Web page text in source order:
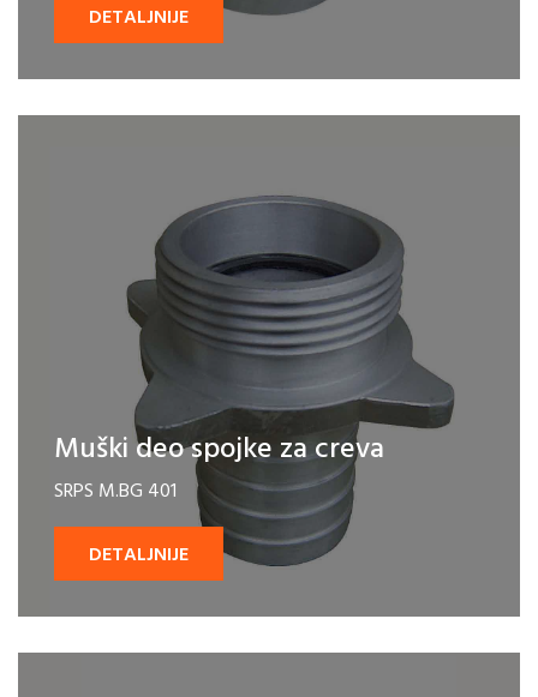
DETALJNIJE
Muški deo spojke za creva
SRPS M.BG 401
DETALJNIJE